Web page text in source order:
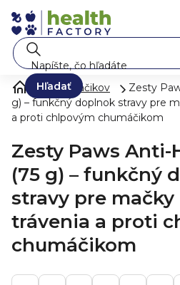
Prejsť
na
obsah
Hľadať
Pre miláčikov
Zesty
g) – funkčný doplnok stravy pre
a proti chlpovým chumáčikom
Zesty Paws Anti-
(75 g) – funkčný
stravy pre
trávenia a proti
chumáčikom